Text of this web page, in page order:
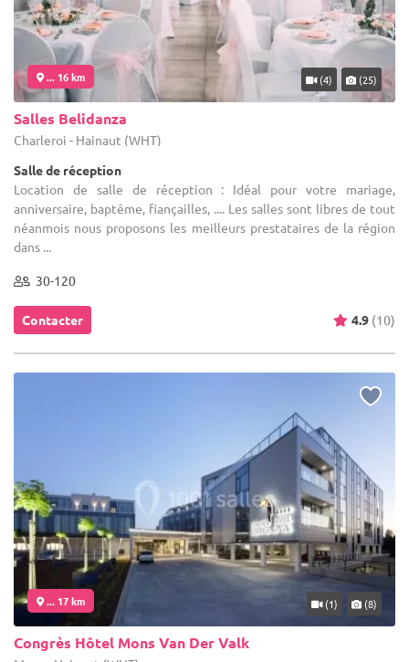
... 16 km (4) (25)
Salles Belidanza
Charleroi - Hainaut (WHT)
Salle de réception
Location de salle de réception : Idéal pour votre mariage,
anniversaire, baptême, fiançailles, .... Les salles sont libres de tout
néanmois nous proposons les meilleurs prestataires de la région
dans ...
30-120
Contacter 4.9 (10)
... 17 km (1) (8)
Congrès Hôtel Mons Van Der Valk